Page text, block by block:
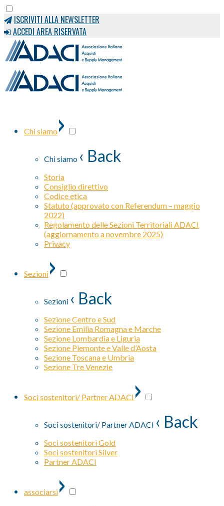
ISCRIVITI ALLA NEWSLETTER
ACCEDI AREA RISERVATA
Chi siamo ›
Chi siamo ‹ Back
Storia
Consiglio direttivo
Codice etica
Statuto (approvato con Referendum – maggio
2022)
Regolamento delle Sezioni Territoriali ADACI
(aggiornamento a novembre 2025)
Privacy
Sezioni›
Sezioni ‹ Back
Sezione Centro e Sud
Sezione Emilia Romagna e Marche
Sezione Lombardia e Liguria
Sezione Piemonte e Valle d’Aosta
Sezione Toscana e Umbria
Sezione Tre Venezie
Soci sostenitori/ Partner ADACI ›
Soci sostenitori/ Partner ADACI ‹ Back
Soci sostenitori Gold
Soci sostenitori Silver
Partner ADACI
associarsi›